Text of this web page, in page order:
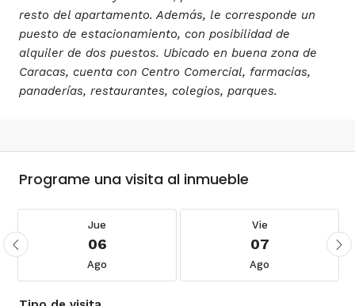
resto del apartamento. Además, le corresponde un
puesto de estacionamiento, con posibilidad de
alquiler de dos puestos. Ubicado en buena zona de
Caracas, cuenta con Centro Comercial, farmacias,
panaderías, restaurantes, colegios, parques.
Programe una visita al inmueble
Jue
06
Ago
Vie
07
Ago